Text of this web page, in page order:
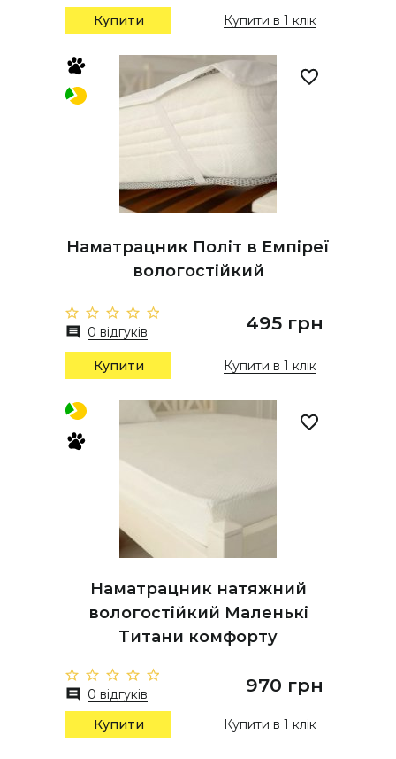
Купити Купити в 1 клік
Наматрацник Політ в Емпіреї
вологостійкий
0 відгуків 495 грн
Купити Купити в 1 клік
Наматрацник натяжний
вологостійкий Маленькі
Титани комфорту
0 відгуків 970 грн
Купити Купити в 1 клік